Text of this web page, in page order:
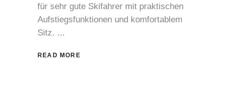
für sehr gute Skifahrer mit praktischen
Aufstiegsfunktionen und komfortablem
Sitz.
READ MORE